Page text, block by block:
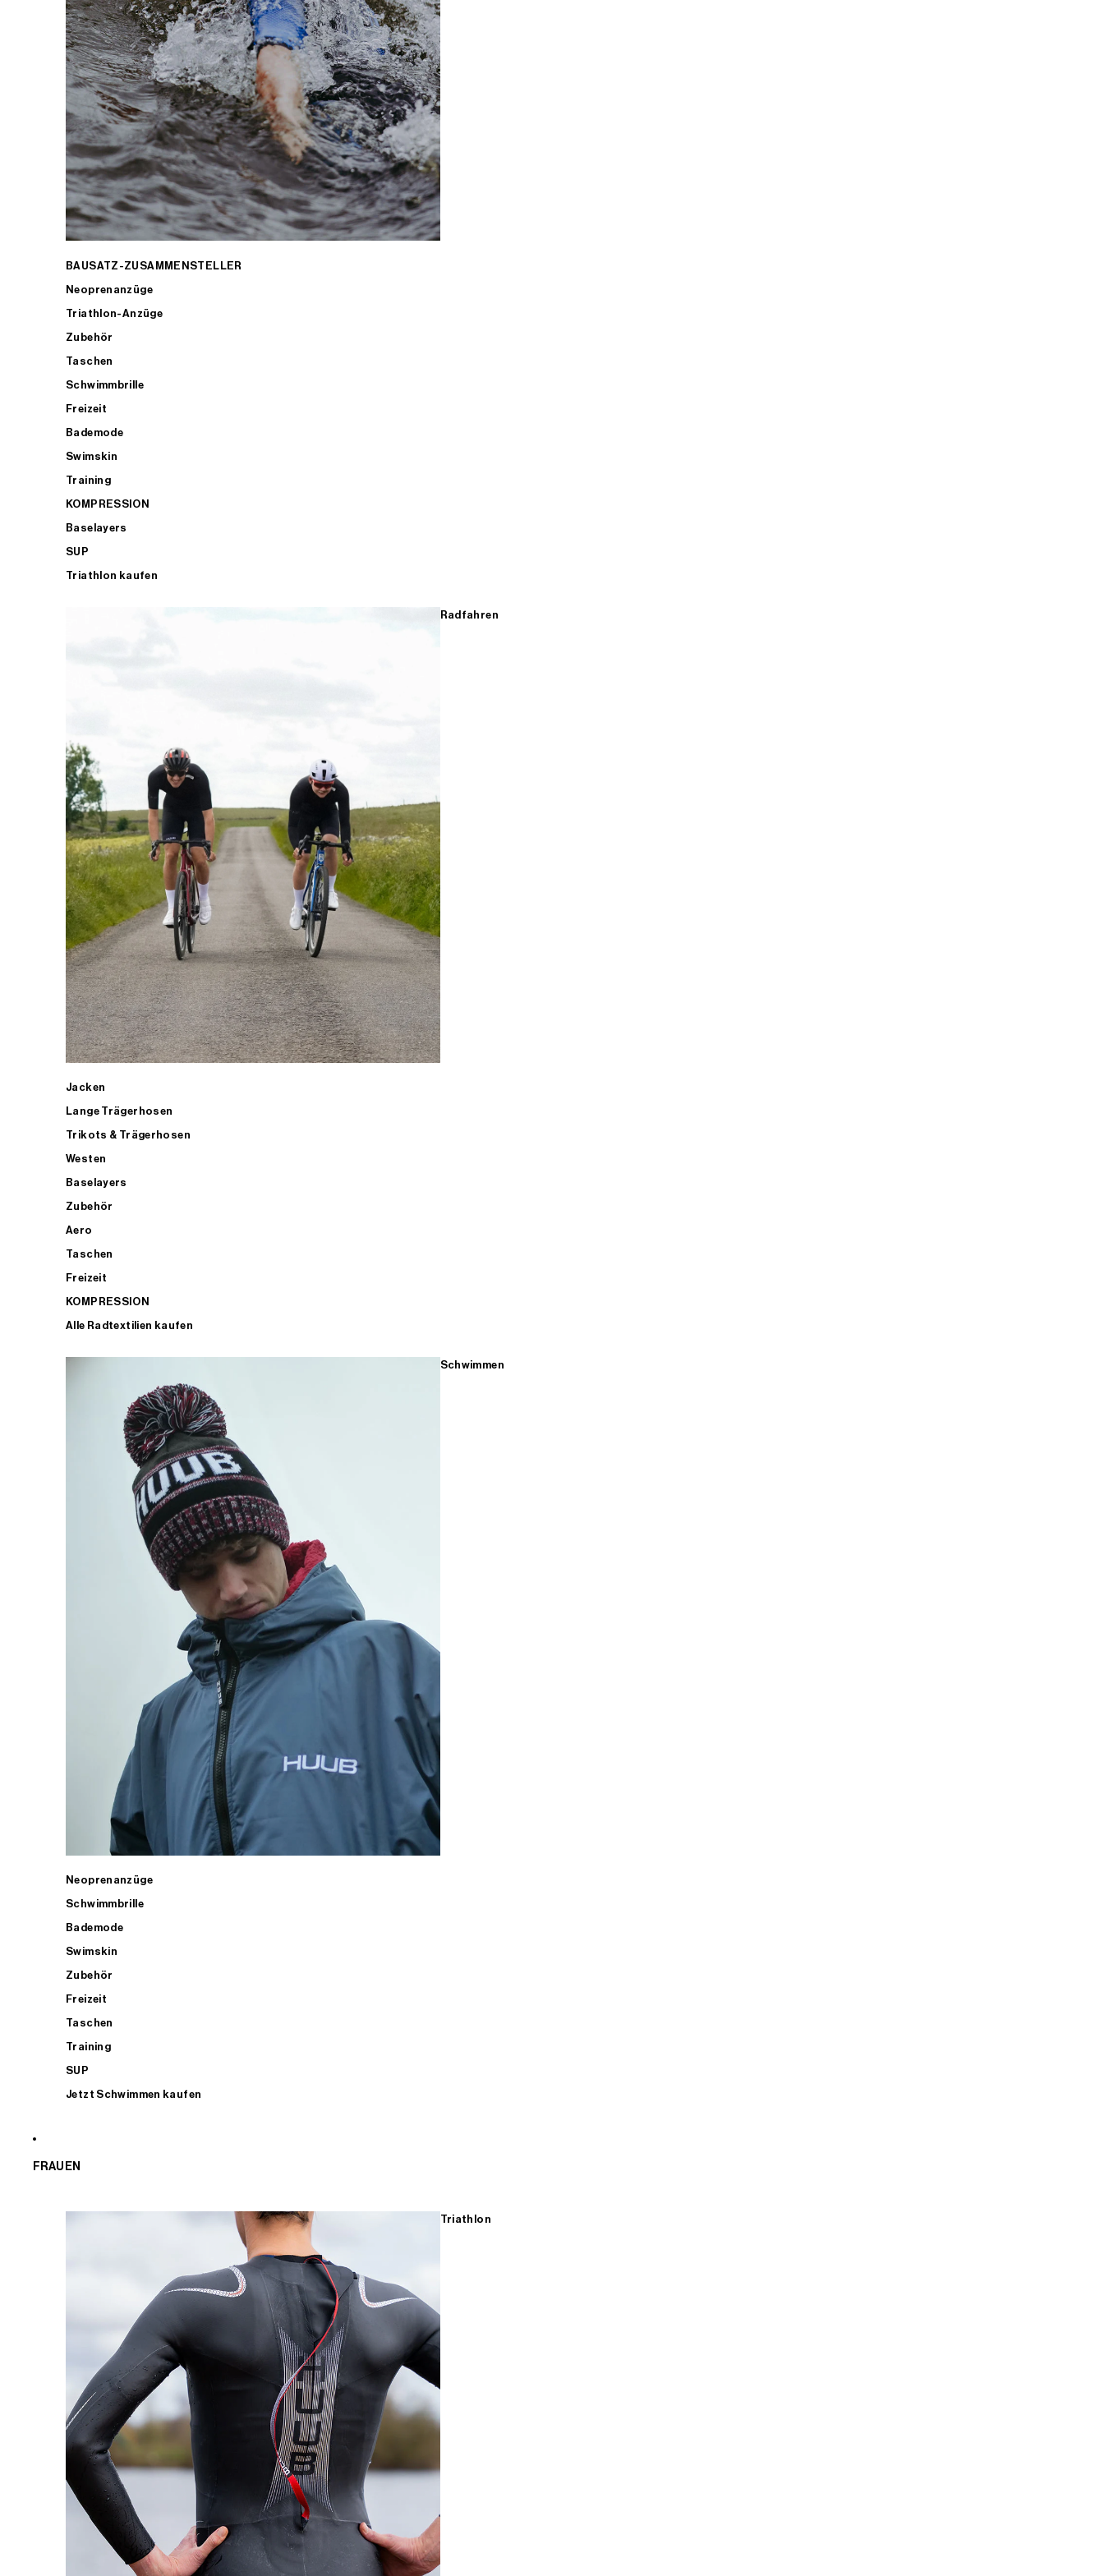
BAUSATZ-ZUSAMMENSTELLER
Neoprenanzüge
Triathlon-Anzüge
Zubehör
Taschen
Schwimmbrille
Freizeit
Bademode
Swimskin
Training
KOMPRESSION
Baselayers
SUP
Triathlon kaufen
Radfahren
Jacken
Lange Trägerhosen
Trikots & Trägerhosen
Westen
Baselayers
Zubehör
Aero
Taschen
Freizeit
KOMPRESSION
Alle Radtextilien kaufen
Schwimmen
Neoprenanzüge
Schwimmbrille
Bademode
Swimskin
Zubehör
Freizeit
Taschen
Training
SUP
Jetzt Schwimmen kaufen
FRAUEN
Triathlon